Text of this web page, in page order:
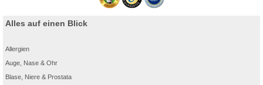
Alles auf einen Blick
Allergien
Auge, Nase & Ohr
Blase, Niere & Prostata